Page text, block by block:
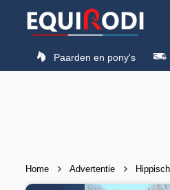
Paarden en pony's
Home Advertentie